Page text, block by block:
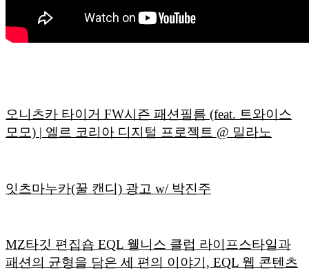
오니츠카 타이거 FW시즌 패션필름 (feat. 트와이스
모모) | 엘르 코리아 디지털 프로젝트 @ 밀라노
잇츠마누카(꿀 캔디) 광고 w/ 박진주
MZ타깃 편집숍 EQL 웰니스 클럽 라이프스타일과
패션의 균형을 담은 세 편의 이야기, EQL 웹 콘텐츠